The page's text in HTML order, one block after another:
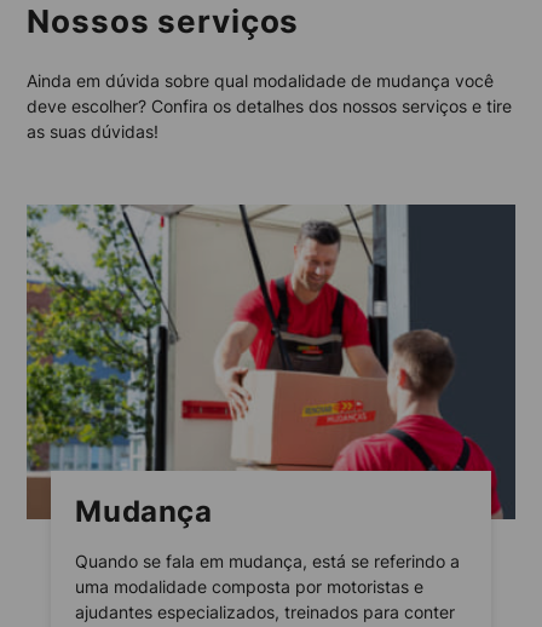
Nossos serviços
Ainda em dúvida sobre qual modalidade de mudança você
deve escolher? Confira os detalhes dos nossos serviços e tire
as suas dúvidas!
Mudança
Quando se fala em mudança, está se referindo a
uma modalidade composta por motoristas e
ajudantes especializados, treinados para conter